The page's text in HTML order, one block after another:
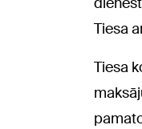
Tiesa
Tiesa